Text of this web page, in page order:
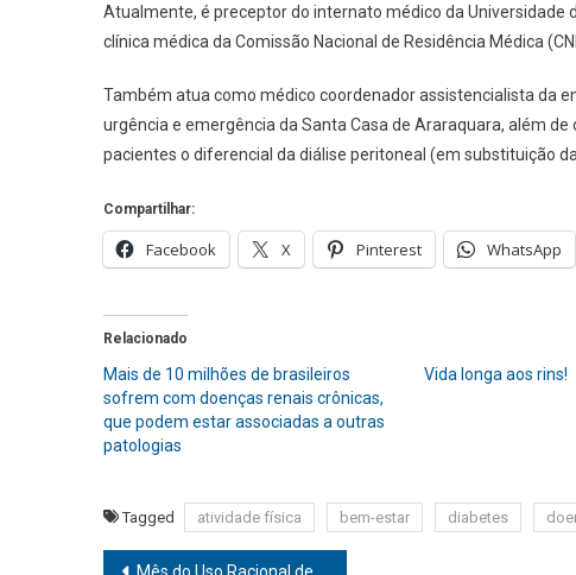
Atualmente, é preceptor do internato médico da Universidade
clínica médica da Comissão Nacional de Residência Médica
Também atua como médico coordenador assistencialista da
urgência e emergência da Santa Casa de Araraquara, além
pacientes o diferencial da diálise peritoneal (em substituição
Compartilhar:
Facebook X Pinterest WhatsApp
Relacionado
Mais de 10 milhões de brasileiros
sofrem com doenças renais crônicas,
que podem estar associadas a outras
patologias
Vida longa aos rins!
Tagged atividade física bem-estar diabetes
Mês do Uso Racional de Medicamento: população idosa precisa estar atenta